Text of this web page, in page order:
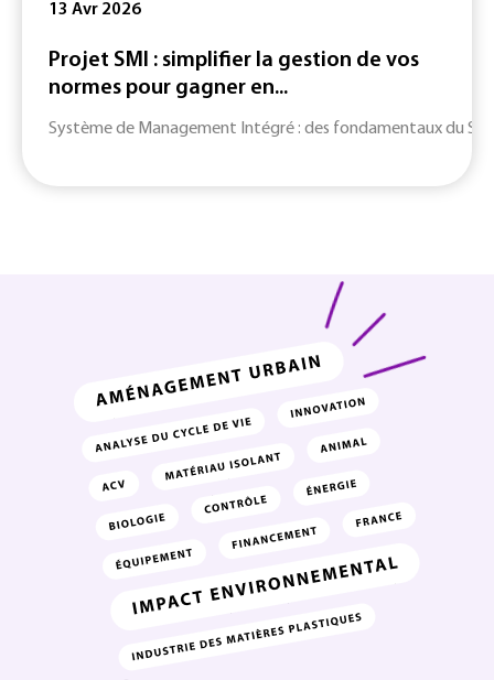
13 Avr 2026
Projet SMI : simplifier la gestion de vos
normes pour gagner en...
Système de Management Intégré : des fondamentaux du